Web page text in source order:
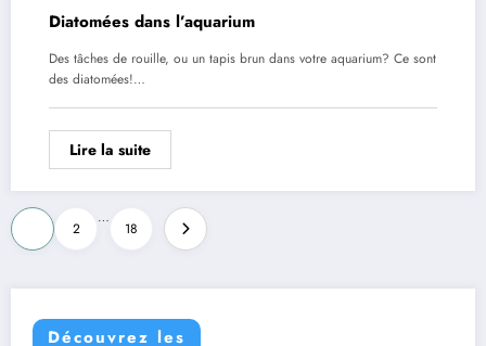
Diatomées dans l’aquarium
Des tâches de rouille, ou un tapis brun dans votre aquarium? Ce sont
des diatomées!…
Lire la suite
Pagination
des
publications
2
…
18
Découvrez les